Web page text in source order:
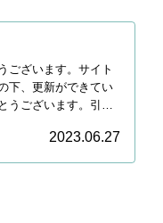
ございます。サイト
下、更新ができてい
うございます。引き
2023.06.27